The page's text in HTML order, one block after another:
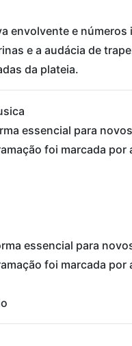
envolvente e
e a audácia de
da plateia.
essencial para
foi marcada
essencial para
foi marcada